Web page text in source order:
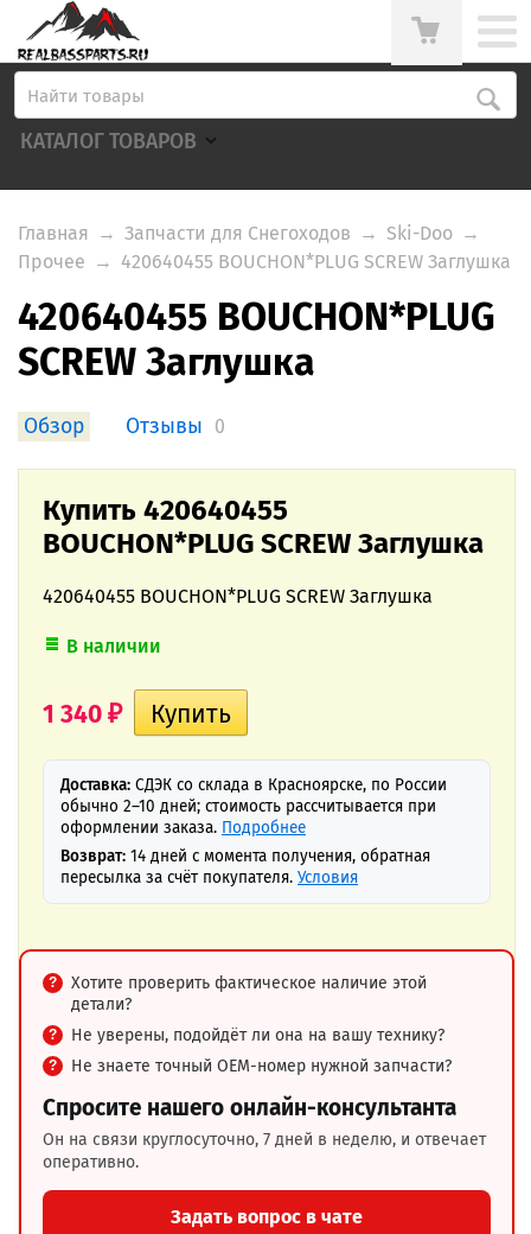
КАТАЛОГ ТОВАРОВ
Главная → Запчасти для Снегоходов → Ski-Doo →
Прочее → 420640455 BOUCHON*PLUG SCREW Заглушка
420640455 BOUCHON*PLUG
SCREW Заглушка
Обзор Отзывы 0
Купить 420640455
BOUCHON*PLUG SCREW Заглушка
420640455 BOUCHON*PLUG SCREW Заглушка
В наличии
1 340 ₽
Доставка: СДЭК со склада в Красноярске, по России
обычно 2–10 дней; стоимость рассчитывается при
оформлении заказа. Подробнее
Возврат: 14 дней с момента получения, обратная
пересылка за счёт покупателя. Условия
Хотите проверить фактическое наличие этой
детали?
Не уверены, подойдёт ли она на вашу технику?
Не знаете точный OEM-номер нужной запчасти?
Спросите нашего онлайн-консультанта
Он на связи круглосуточно, 7 дней в неделю, и отвечает
оперативно.
Задать вопрос в чате